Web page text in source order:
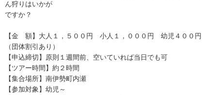
ん狩りはいかが
ですか？
【金 額】大人１，５００円 小人１，０００円 幼児４００円
（団体割引あり）
【申込締切】原則１週間前、空いていれば当日でも可
【ツアー時間】約２時間
【集合場所】南伊勢町内瀬
【参加対象】幼児～